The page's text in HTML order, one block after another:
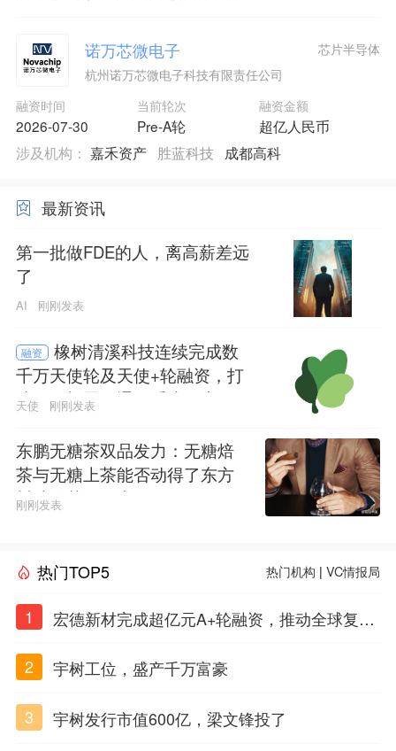
诺万芯微电子
杭州诺万芯微电子科技有限责任公司
融资时间
2026-07-30
当前轮次
Pre-A轮
融资金额
超亿人民币
芯片半导体
涉及机构： 嘉禾资产 胜蓝科技 成都高科
最新资讯
第一批做FDE的人，离高薪差远
了
AI 刚刚发表
融资
橡树清溪科技连续完成数
千万天使轮及天使+轮融资，打
造人形机器人通用系统及应用
天使 刚刚发表
东鹏无糖茶双品发力：无糖焙
茶与无糖上茶能否动得了东方
树叶的茶饮江山
刚刚发表
热门TOP5 热门机构 |VC情报局
1
宏德新材完成超亿元A+轮融资，推动全球复合
2
宇树工位，盛产千万富豪
3 宇树发行市值600亿，梁文锋投了